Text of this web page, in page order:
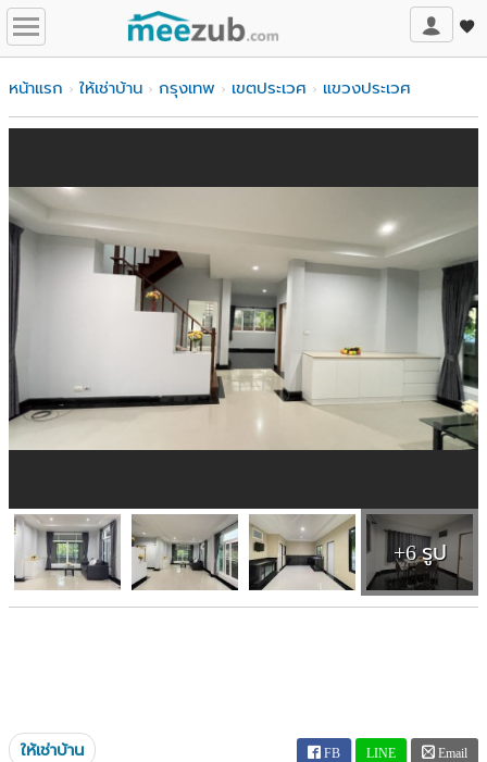
หน้าแรก ให้เช่าบ้าน กรุงเทพ เขตประเวศ แขวงประเวศ
+6 รูป
ให้เช่าบ้าน FB LINE Email